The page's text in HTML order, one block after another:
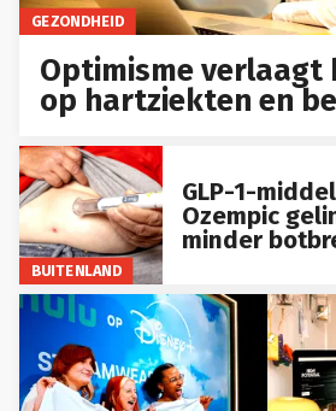
GEZONDHEID
Optimisme verlaagt
op hartziekten en
BUITENLAND
GLP-1-
Ozempic
minder